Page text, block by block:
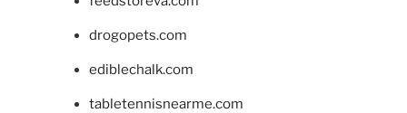
drogopets.com
ediblechalk.com
tabletennisnearme.com